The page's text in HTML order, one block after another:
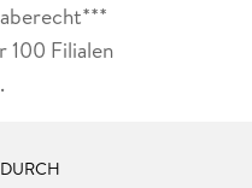
100 Filialen